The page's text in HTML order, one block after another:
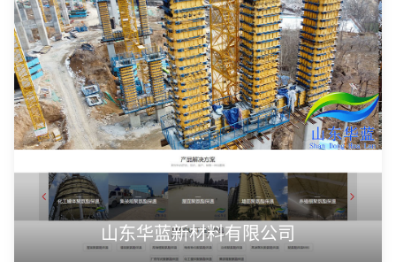
山东华蓝新材料有限公司